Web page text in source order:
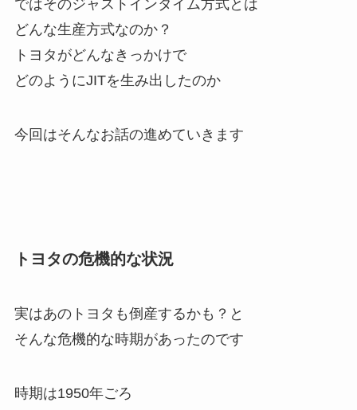
ではそのジャストインタイム方式とは
どんな生産方式なのか？
トヨタがどんなきっかけで
どのようにJITを生み出したのか
今回はそんなお話の進めていきます
トヨタの危機的な状況
実はあのトヨタも倒産するかも？と
そんな危機的な時期があったのです
時期は1950年ごろ